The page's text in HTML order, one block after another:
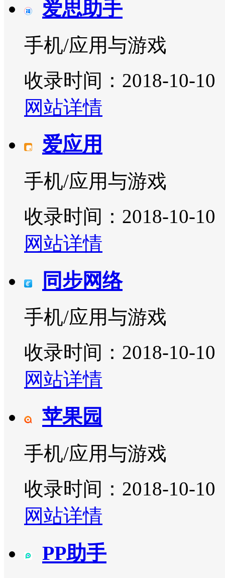
爱思助手
手机/应用与游戏
收录时间：2018-10-10
网站详情
爱应用
手机/应用与游戏
收录时间：2018-10-10
网站详情
同步网络
手机/应用与游戏
收录时间：2018-10-10
网站详情
苹果园
手机/应用与游戏
收录时间：2018-10-10
网站详情
PP助手